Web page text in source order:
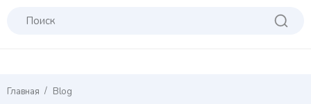
Главная / Blog